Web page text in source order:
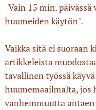
-Vain 15 min. päivässä
huumeiden käytön".
Vaikka sitä ei suoraan
artikkeleista
tavallinen työssä
huumemaailmalta, jos
vanhemmuutta antaen